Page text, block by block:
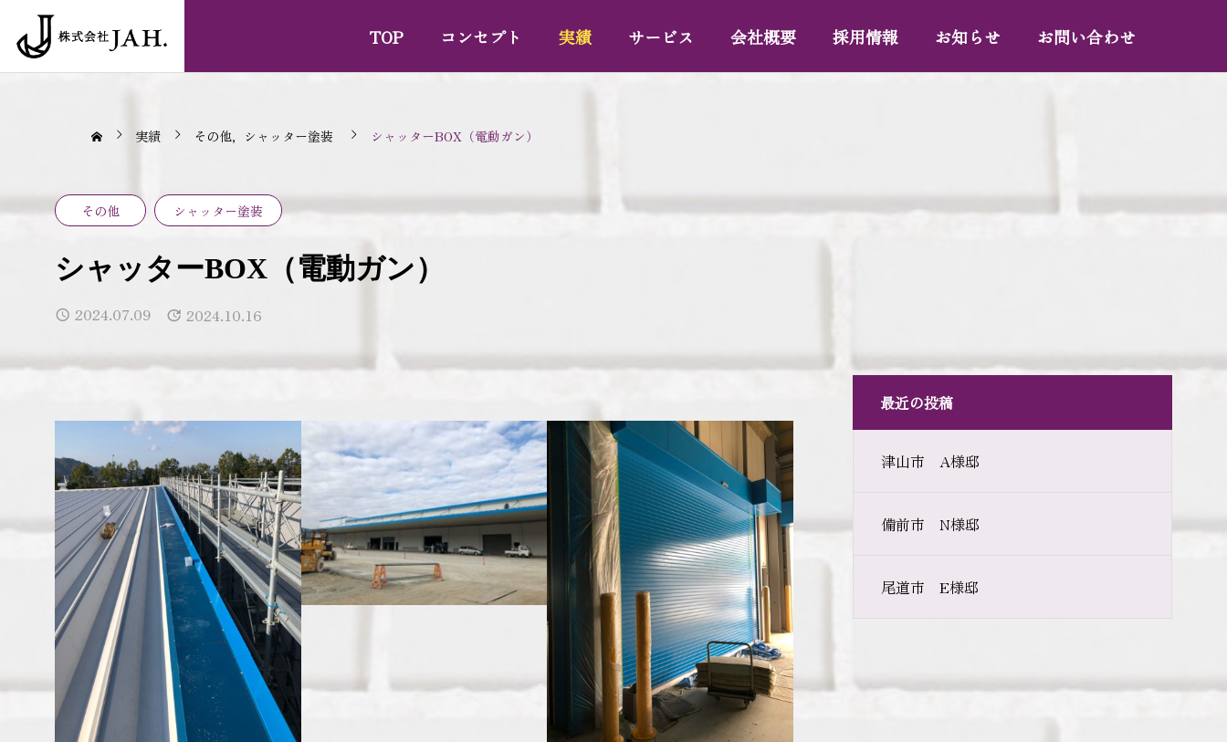
TOP コンセプト 実績 サービス 会社概要 採用情報 お知らせ お問い合わせ
実績 その他 シャッター塗装 シャッターBOX（電動ガン）
その他 シャッター塗装
シャッターBOX（電動ガン）
2024.07.09 2024.10.16
最近の投稿
津山市 A様邸
備前市 N様邸
尾道市 E様邸